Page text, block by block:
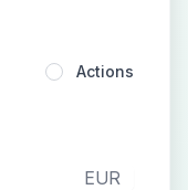
Actions
EUR